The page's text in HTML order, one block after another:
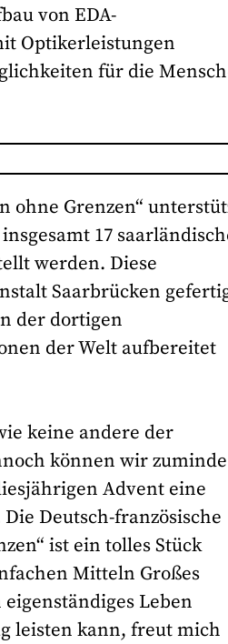
von EDA-
Optikerleistungen
für die
ohne Grenzen“
17
werden. Diese
Saarbrücken
der dortigen
der Welt aufbereitet
keine andere der
können wir
Advent eine
Deutsch-französische
ist ein tolles Stück
Mitteln Großes
Leben
leisten kann, freut mich